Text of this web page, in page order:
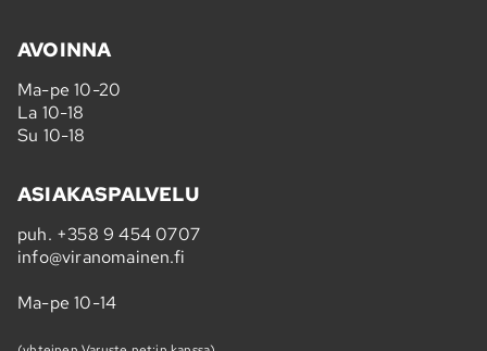
AVOINNA
Ma-pe 10-20
La 10-18
Su 10-18
ASIAKASPALVELU
puh. +358 9 454 0707
info@viranomainen.fi
Ma-pe 10-14